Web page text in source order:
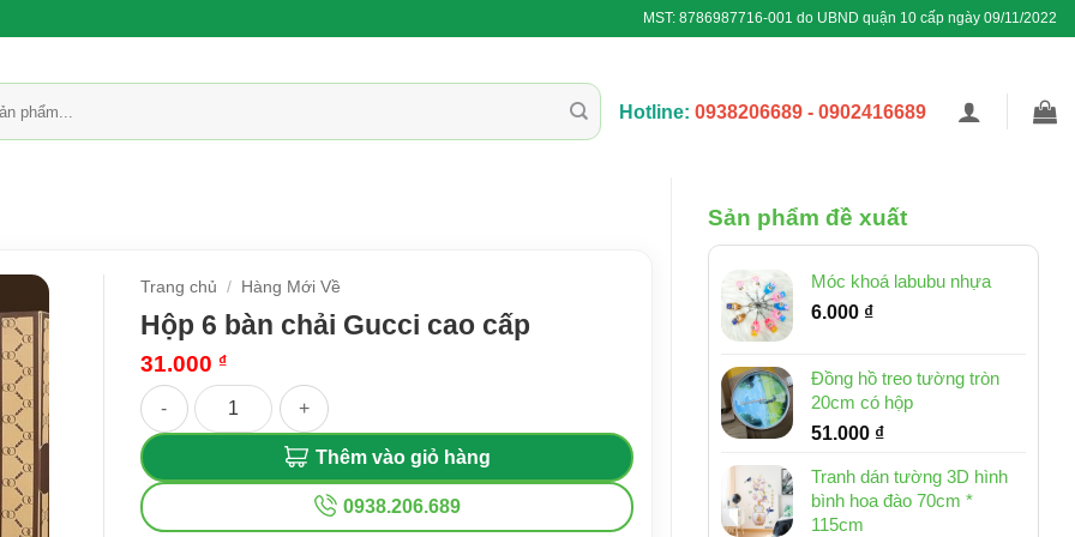
MST: 8786987716-001 do UBND quận 10 cấp ngày 09/11/2022
Hotline: 0938206689 - 0902416689
Sản phẩm đề xuất
Móc khoá labubu nhựa
6.000 ₫
Đồng hồ treo tường tròn
20cm có hộp
51.000 ₫
Tranh dán tường 3D hình
bình hoa đào 70cm *
115cm
Trang chủ / Hàng Mới Về
Hộp 6 bàn chải Gucci cao cấp
31.000 ₫
Hộp 6 bàn chải Gucci cao cấp số lượng
Thêm vào giỏ hàng
0938.206.689